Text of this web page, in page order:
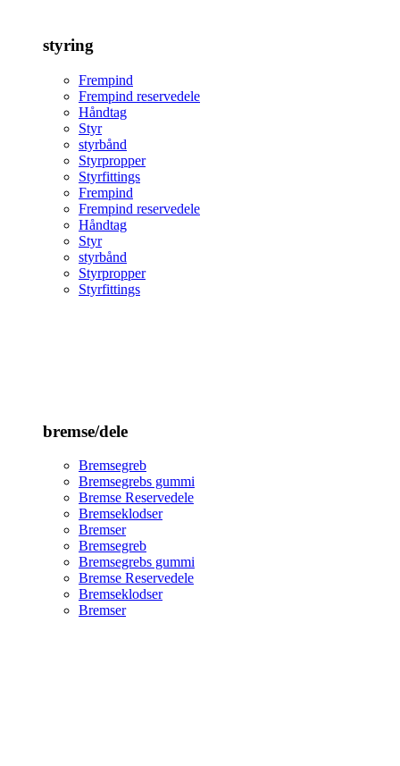
styring
Frempind
Frempind reservedele
Håndtag
Styr
styrbånd
Styrpropper
Styrfittings
Frempind
Frempind reservedele
Håndtag
Styr
styrbånd
Styrpropper
Styrfittings
bremse/dele
Bremsegreb
Bremsegrebs gummi
Bremse Reservedele
Bremseklodser
Bremser
Bremsegreb
Bremsegrebs gummi
Bremse Reservedele
Bremseklodser
Bremser